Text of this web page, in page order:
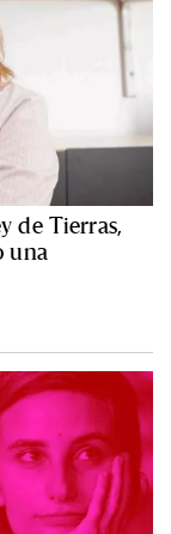
de Tierras,
una